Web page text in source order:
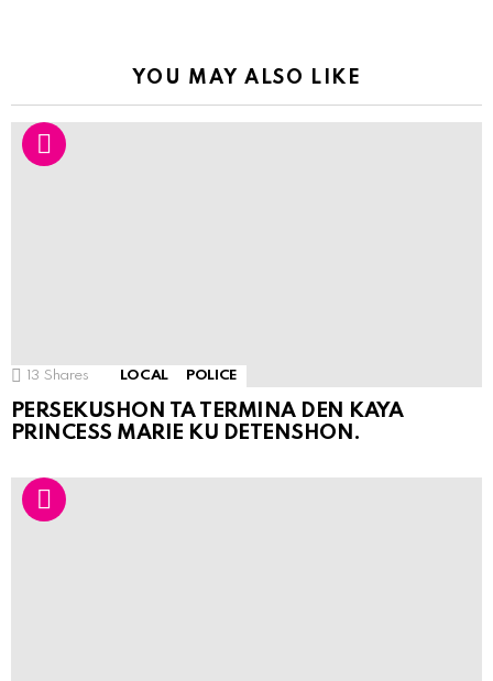
YOU MAY ALSO LIKE
13 Shares LOCAL POLICE
PERSEKUSHON TA TERMINA DEN KAYA
PRINCESS MARIE KU DETENSHON.